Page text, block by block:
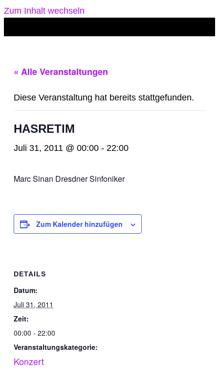
Zum Inhalt wechseln
« Alle Veranstaltungen
Diese Veranstaltung hat bereits stattgefunden.
HASRETIM
Juli 31, 2011 @ 00:00 - 22:00
Marc Sinan Dresdner Sinfoniker
Zum Kalender hinzufügen
DETAILS
Datum:
Juli 31, 2011
Zeit:
00:00 - 22:00
Veranstaltungskategorie:
Konzert